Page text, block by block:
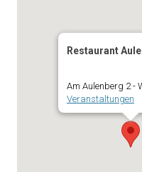
Restaurant
Am Aulenberg 2 -
Veranstaltungen